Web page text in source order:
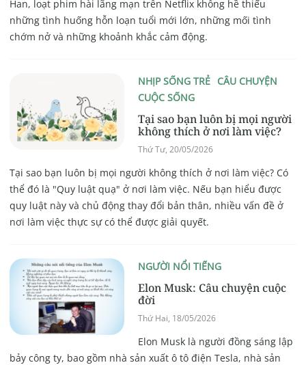
Han, loạt phim hài lãng mạn trên Netflix không hề thiếu
những tình huống hỗn loạn tuổi mới lớn, những mối tình
chớm nở và những khoảnh khắc cảm động.
NHỊP SỐNG TRẺ CÂU CHUYỆN
CUỘC SỐNG
Tại sao bạn luôn bị mọi người
không thích ở nơi làm việc?
Thứ Tư, 20/05/2026
Tại sao bạn luôn bị mọi người không thích ở nơi làm việc? Có
thể đó là "Quy luật quạ" ở nơi làm việc. Nếu bạn hiểu được
quy luật này và chủ động thay đổi bản thân, nhiều vấn đề ở
nơi làm việc thực sự có thể được giải quyết.
NGƯỜI NỔI TIẾNG
Elon Musk: Câu chuyện cuộc
đời
Thứ Hai, 18/05/2026
Elon Musk là người đồng sáng lập
bảy công ty, bao gồm nhà sản xuất ô tô điện Tesla, nhà sản